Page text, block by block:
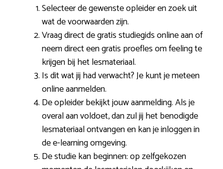
Selecteer de gewenste opleider en zoek uit
wat de voorwaarden zijn.
Vraag direct de gratis studiegids online aan of
neem direct een gratis proefles om feeling te
krijgen bij het lesmateriaal.
Is dit wat jij had verwacht? Je kunt je meteen
online aanmelden.
De opleider bekijkt jouw aanmelding. Als je
overal aan voldoet, dan zul jij het benodigde
lesmateriaal ontvangen en kan je inloggen in
de e-learning omgeving.
De studie kan beginnen: op zelfgekozen